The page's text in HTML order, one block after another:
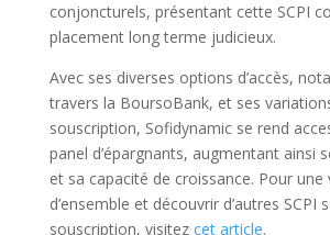
conjoncturels, présentant cette SCPI
placement long terme judicieux.
Avec ses diverses options d’accès,
travers la BoursoBank, et ses
souscription, Sofidynamic se rend
panel d’épargnants, augmentant ainsi
et sa capacité de croissance. Pour une
d’ensemble et découvrir d’autres SCPI
souscription, visitez cet article.